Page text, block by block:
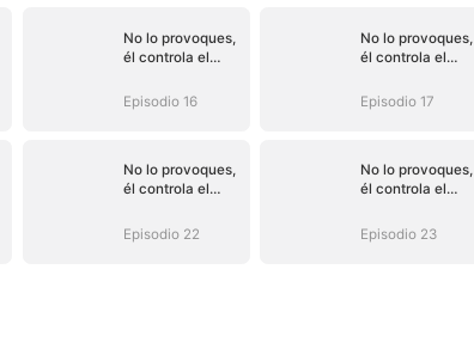
No lo provoques,
él controla el
Episodio 16
No lo provoques,
él controla el
Episodio 17
No lo provoques,
él controla el
Episodio 22
No lo provoques,
él controla el
Episodio 23